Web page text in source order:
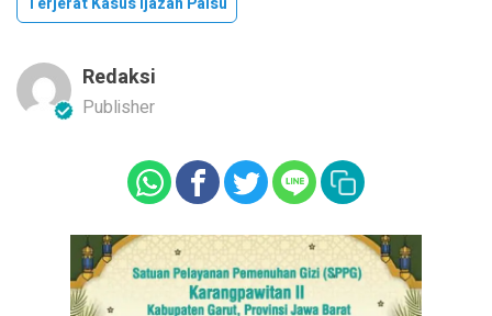
Redaksi
Publisher